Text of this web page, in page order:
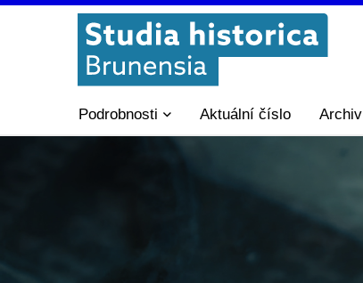
Podrobnosti Aktuální číslo Archiv